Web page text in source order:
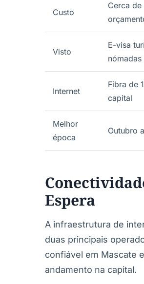
Custo
Cerca
Visto
E-visa
Internet
Fibra de
capital
Melhor
época
Outubro
Espera
A infraestrutura de
duas principais
confiável em Mascate
andamento na capital.